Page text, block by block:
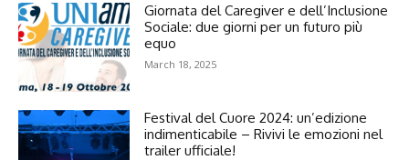
Giornata del Caregiver e dell’Inclusione
Sociale: due giorni per un futuro più
equo
March 18, 2025
Festival del Cuore 2024: un’edizione
indimenticabile – Rivivi le emozioni nel
trailer ufficiale!